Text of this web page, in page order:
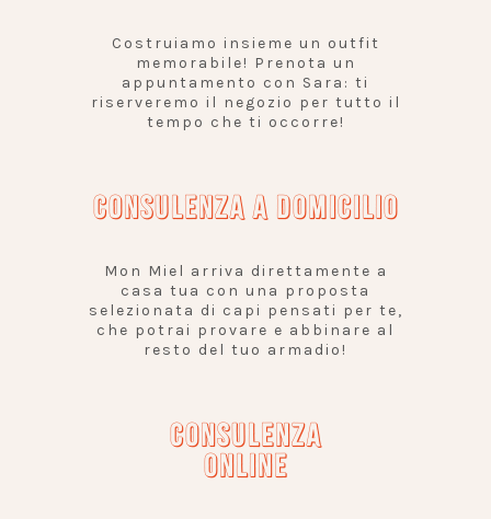
Costruiamo insieme un outfit
memorabile! Prenota un
appuntamento con Sara: ti
riserveremo il negozio per tutto il
tempo che ti occorre!
CONSULENZA A DOMICILIO
Mon Miel arriva direttamente a
casa tua con una proposta
selezionata di capi pensati per te,
che potrai provare e abbinare al
resto del tuo armadio!
CONSULENZA
ONLINE